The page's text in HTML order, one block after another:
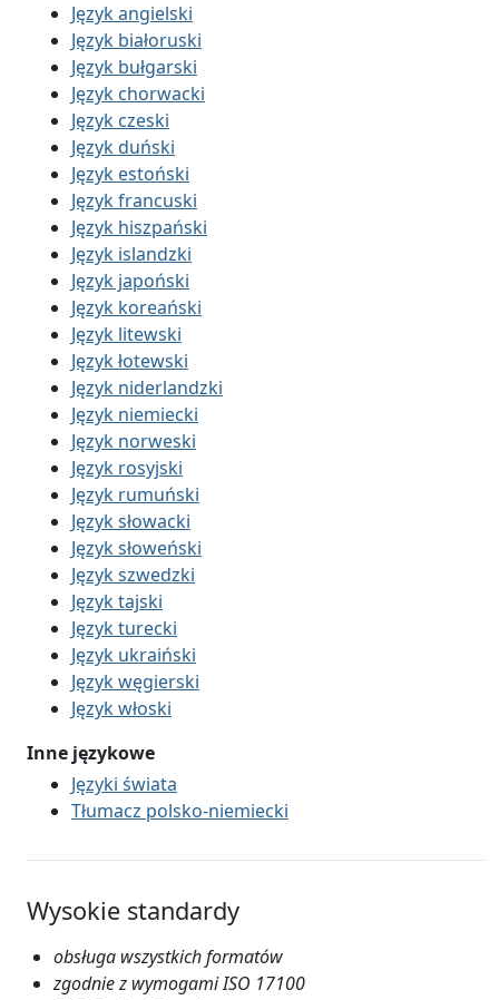
Język angielski
Język białoruski
Język bułgarski
Język chorwacki
Język czeski
Język duński
Język estoński
Język francuski
Język hiszpański
Język islandzki
Język japoński
Język koreański
Język litewski
Język łotewski
Język niderlandzki
Język niemiecki
Język norweski
Język rosyjski
Język rumuński
Język słowacki
Język słoweński
Język szwedzki
Język tajski
Język turecki
Język ukraiński
Język węgierski
Język włoski
Inne językowe
Języki świata
Tłumacz polsko-niemiecki
Wysokie standardy
obsługa wszystkich formatów
zgodnie z wymogami ISO 17100